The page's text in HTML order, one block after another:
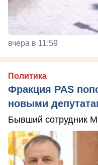
вчера в 11:59
Политика
Фракция PAS
новыми
Бывший сотрудник